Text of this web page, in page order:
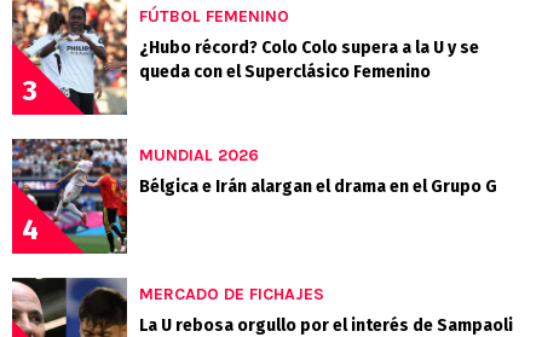
3
FÚTBOL FEMENINO
¿Hubo récord? Colo Colo supera a la U y se
queda con el Superclásico Femenino
4
MUNDIAL 2026
Bélgica e Irán alargan el drama en el Grupo G
MERCADO DE FICHAJES
La U rebosa orgullo por el interés de Sampaoli